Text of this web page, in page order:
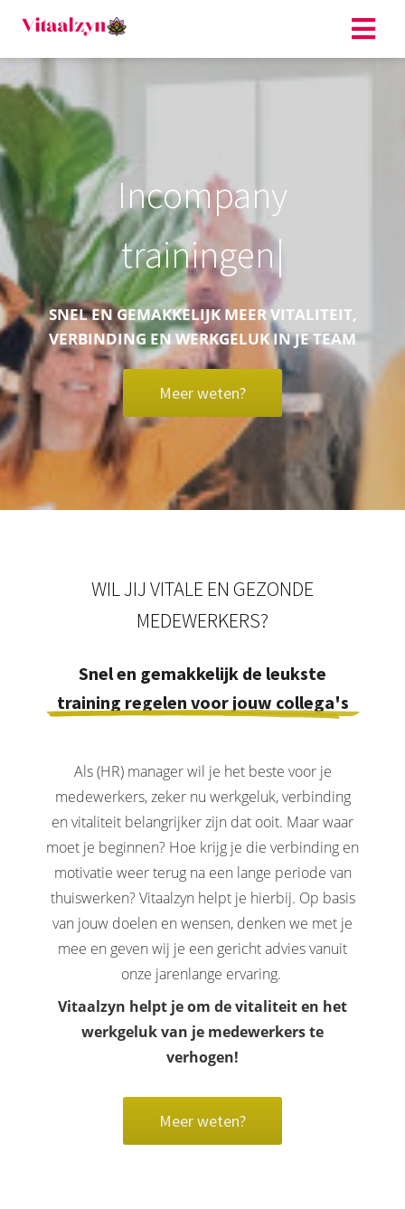
Incompany
trainingen
SNEL EN GEMAKKELIJK MEER VITALITEIT,
VERBINDING EN WERKGELUK IN JE TEAM
Meer weten?
WIL JIJ VITALE EN GEZONDE
MEDEWERKERS?
Snel en gemakkelijk de leukste
training regelen voor jouw collega's
Als (HR) manager wil je het beste voor je
medewerkers, zeker nu werkgeluk, verbinding
en vitaliteit belangrijker zijn dat ooit. Maar waar
moet je beginnen? Hoe krijg je die verbinding en
motivatie weer terug na een lange periode van
thuiswerken? Vitaalzyn helpt je hierbij. Op basis
van jouw doelen en wensen, denken we met je
mee en geven wij je een gericht advies vanuit
onze jarenlange ervaring.
Vitaalzyn helpt je om de vitaliteit en het
werkgeluk van je medewerkers te
verhogen!
Meer weten?